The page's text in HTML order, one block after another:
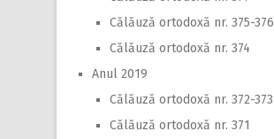
Călăuză ortodoxă nr. 375-376
Călăuză ortodoxă nr. 374
Anul 2019
Călăuză ortodoxă nr. 372-373
Călăuză ortodoxă nr. 371